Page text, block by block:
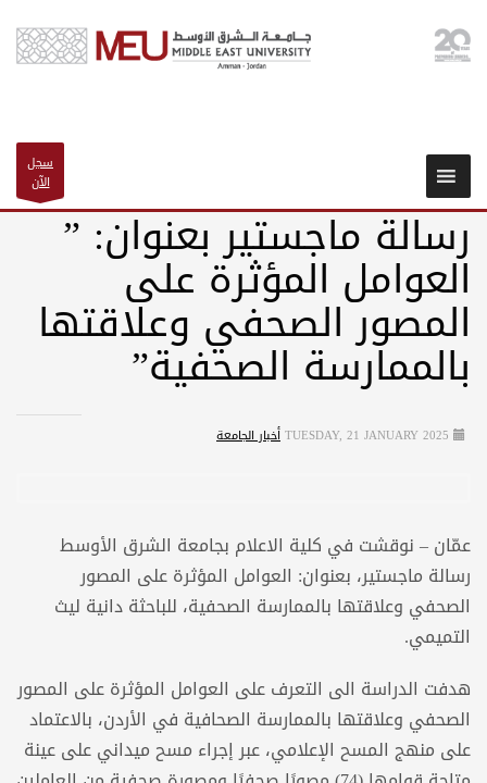
سجل
الآن
رسالة ماجستير بعنوان: ”
العوامل المؤثرة على
المصور الصحفي وعلاقتها
بالممارسة الصحفية”
TUESDAY, 21 JANUARY 2025أخبار الجامعة
عمّان – نوقشت في كلية الاعلام بجامعة الشرق الأوسط
رسالة ماجستير، بعنوان: العوامل المؤثرة على المصور
الصحفي وعلاقتها بالممارسة الصحفية، للباحثة دانية ليث
التميمي.
هدفت الدراسة الى التعرف على العوامل المؤثرة على المصور
الصحفي وعلاقتها بالممارسة الصحافية في الأردن، بالاعتماد
على منهج المسح الإعلامي، عبر إجراء مسح ميداني على عينة